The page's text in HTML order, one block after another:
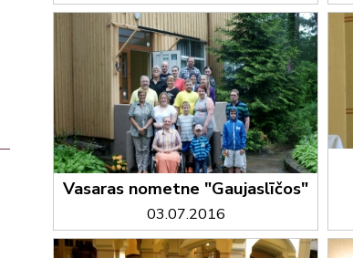
Vasaras nometne "Gaujaslīčos"
03.07.2016